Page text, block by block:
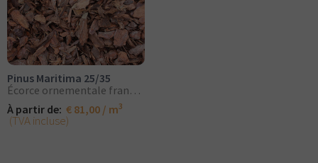
Pinus Maritima 25/35
Écorce ornementale française
À partir de: € 81,00 / m3
(TVA incluse)